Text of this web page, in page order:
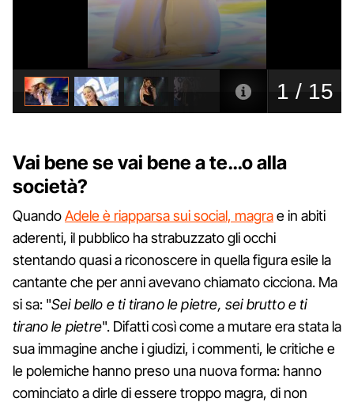
Vai bene se vai bene a te…o alla
società?
QuandoAdele è riapparsa sui social, magrae in abiti
aderenti, il pubblico ha strabuzzato gli occhi
stentando quasi a riconoscere in quella figura esile la
cantante che per anni avevano chiamato cicciona. Ma
si sa: "Sei bello e ti tirano le pietre, sei brutto e ti
tirano le pietre". Difatti così come a mutare era stata la
sua immagine anche i giudizi, i commenti, le critiche e
le polemiche hanno preso una nuova forma: hanno
cominciato a dirle di essere troppo magra, di non